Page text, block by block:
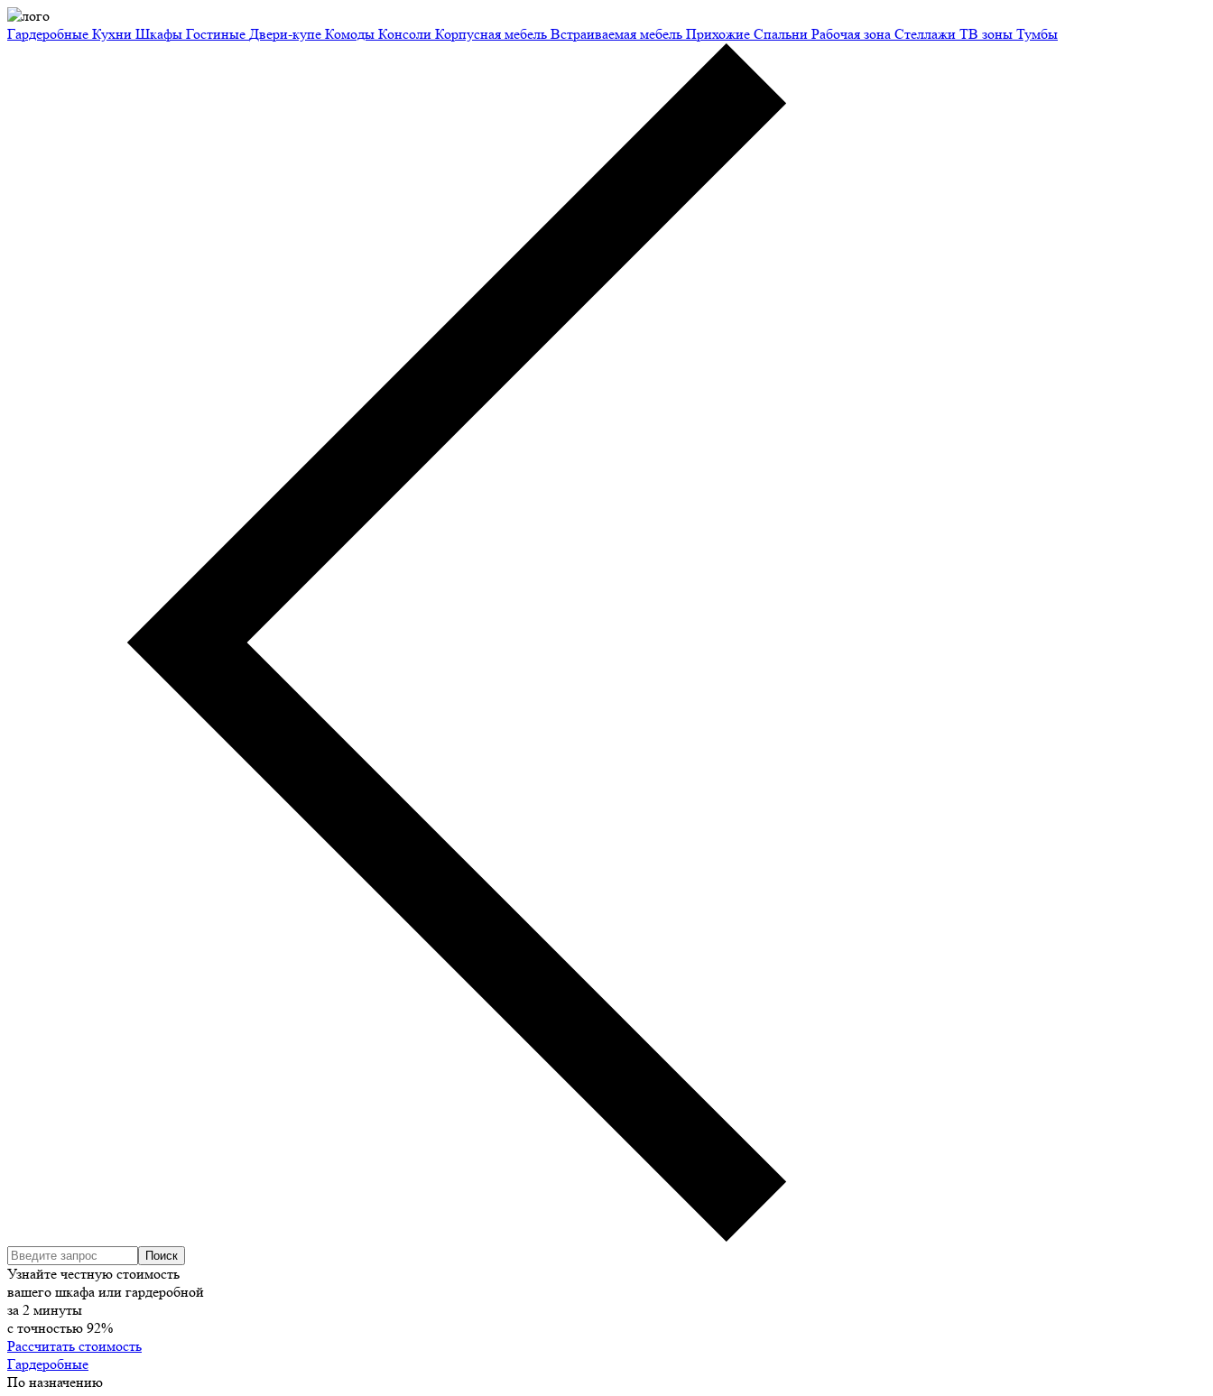
Гардеробные Кухни Шкафы Гостиные Двери-купе Комоды Консоли Корпусная мебель Встраиваемая мебель Прихожие Спальни Рабочая зона Стеллажи ТВ зоны Тумбы
Узнайте честную стоимость
вашего шкафа или гардеробной
за 2 минуты
с точностью 92%
Рассчитать стоимость
Гардеробные
По назначению